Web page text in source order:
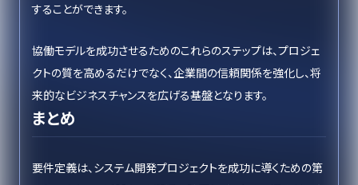
することができます。
協働モデルを成功させるためのこれらのステップは、プロジェ
クトの質を高めるだけでなく、企業間の信頼関係を強化し、将
来的なビジネスチャンスを広げる基盤となります。
まとめ
要件定義は、システム開発プロジェクトを成功に導くための第